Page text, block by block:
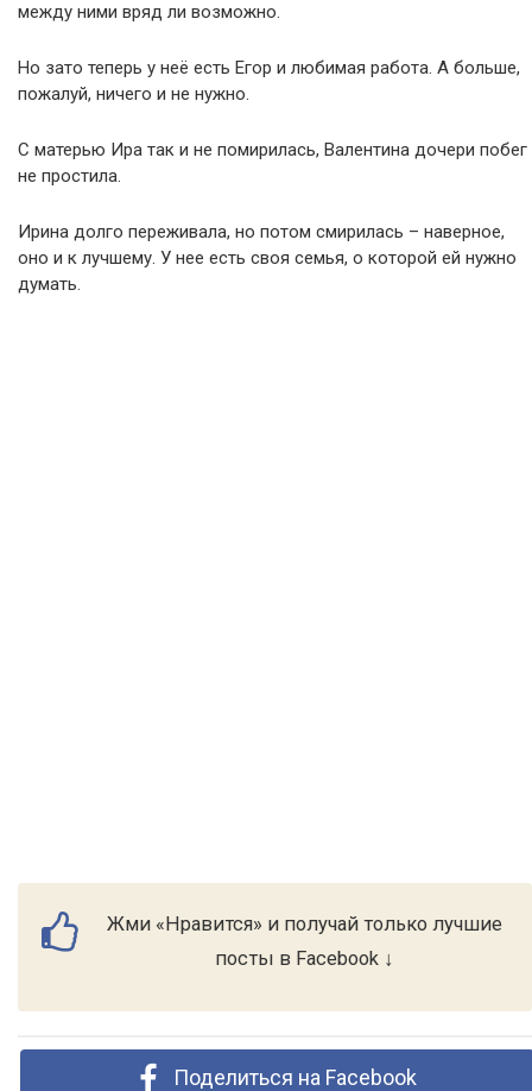
между ними вряд ли возможно.
Но зато теперь у неё есть Егор и любимая работа. А больше,
пожалуй, ничего и не нужно.
С матерью Ира так и не помирилась, Валентина дочери побег
не простила.
Ирина долго переживала, но потом смирилась – наверное,
оно и к лучшему. У нее есть своя семья, о которой ей нужно
думать.
Жми «Нравится» и получай только лучшие
посты в Facebook ↓
Поделиться на Facebook